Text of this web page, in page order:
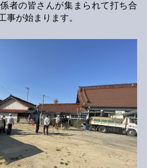
者の皆さんが集まられて打ち合
事が始まります。